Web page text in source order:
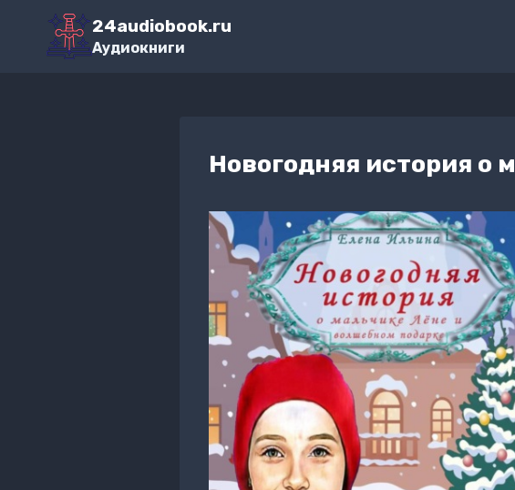
Перейти
содержимому
24audiobook.ru
Аудиокниги
Новогодняя история о